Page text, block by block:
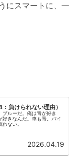
にスマートに、一
負けられない理由）
ルーだ。俺は青が好き
きなんだ。車も青。バイ
ない。
2026.04.19